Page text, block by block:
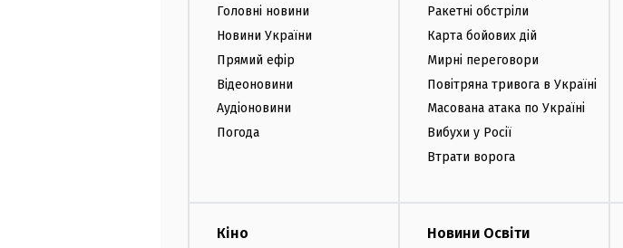
Головні новини
Новини України
Прямий ефір
Відеоновини
Аудіоновини
Погода
Ракетні обстріли
Карта бойових дій
Мирні переговори
Повітряна тривога в Україні
Масована атака по Україні
Вибухи у Росії
Втрати ворога
Кіно Новини Освіти